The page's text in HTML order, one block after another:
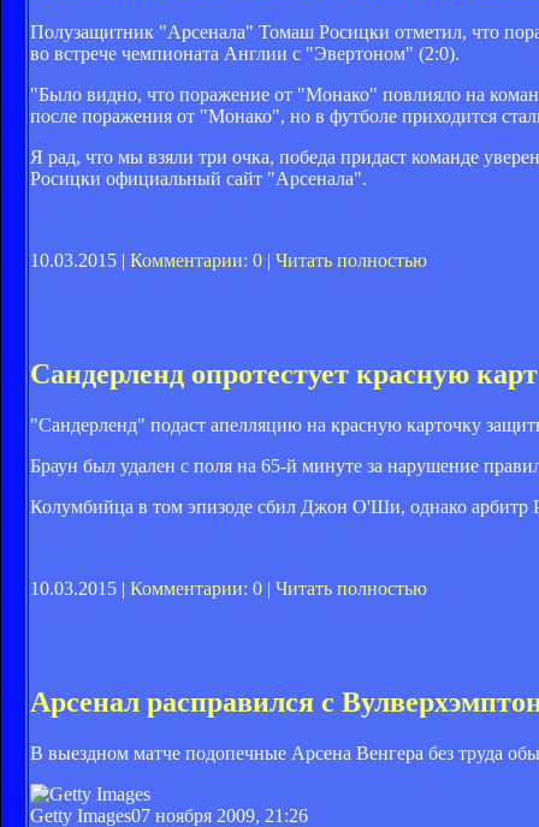
Полузащитник "Арсенала" Томаш Росицки отметил, что
во встрече чемпионата Англии с "Эвертоном" (2:0).
"Было видно, что поражение от "Монако" повлияло на
после поражения от "Монако", но в футболе приходится
Я рад, что мы взяли три очка, победа придаст команде
Росицки официальный сайт "Арсенала".
10.03.2015 | Комментарии: 0 | Читать полностью
Сандерленд опротестует красную
"Сандерленд" подаст апелляцию на красную карточку
Браун был удален с поля на 65-й минуте за нарушение
Колумбийца в том эпизоде сбил Джон О'Ши, однако арбитр
10.03.2015 | Комментарии: 0 | Читать полностью
Арсенал расправился с
В выездном матче подопечные Арсена Венгера без труда
Getty Images07 ноября 2009, 21:26